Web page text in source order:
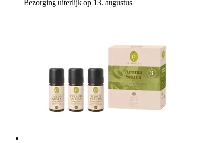
Bezorging uiterlijk op 13. augustus